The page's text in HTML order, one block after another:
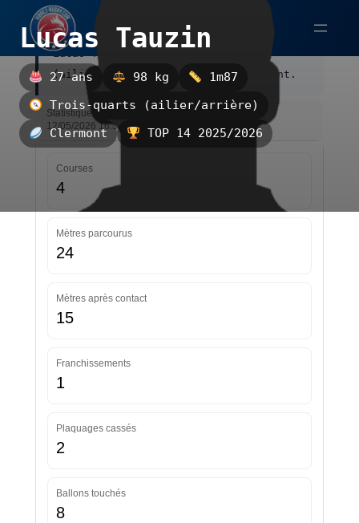
Aller
contenu
Lucas Tauzin
27 ans 98 kg
1m87
Trois-quarts (ailier/arrière)
Clermont
TOP 14 2025/2026
Lucas Tauzin est un trois-quarts
(ailier/arrière), évoluant à Clermont.
Statistiques — TOP 14 2025/2026 — Mise à jour le
12/05/2026 16:33
Courses
4
Mètres parcourus
24
Mètres après contact
15
Franchissements
1
Plaquages cassés
2
Ballons touchés
8